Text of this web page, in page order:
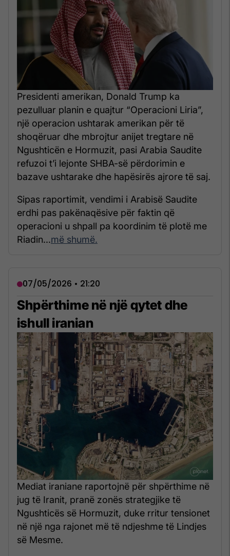
Presidenti amerikan, Donald Trump ka
pezulluar planin e quajtur “Operacioni Liria”,
një operacion ushtarak amerikan për të
shoqëruar dhe mbrojtur anijet tregtare në
Ngushticën e Hormuzit, pasi Arabia Saudite
refuzoi t’i lejonte SHBA-së përdorimin e
bazave ushtarake dhe hapësirës ajrore të saj.
Sipas raportimit, vendimi i Arabisë Saudite
erdhi pas pakënaqësive për faktin që
operacioni u shpall pa koordinim të plotë me
Riadin...më shumë.
07/05/2026 • 21:20
Shpërthime në një qytet dhe
ishull iranian
Mediat iraniane raportojnë për shpërthime në
jug të Iranit, pranë zonës strategjike të
Ngushticës së Hormuzit, duke rritur tensionet
në një nga rajonet më të ndjeshme të Lindjes
së Mesme.